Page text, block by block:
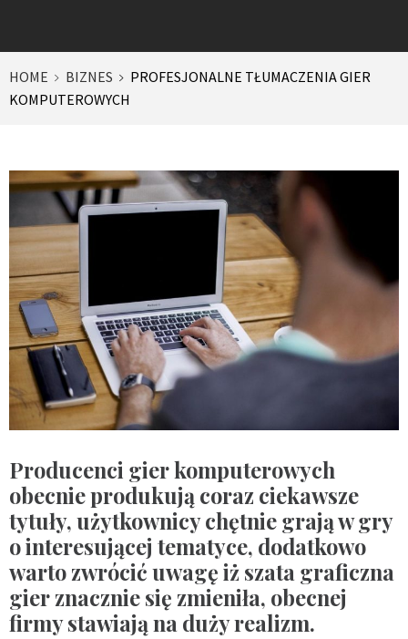
HOME BIZNES
PROFESJONALNE TŁUMACZENIA GIER
KOMPUTEROWYCH
Producenci gier komputerowych
obecnie produkują coraz ciekawsze
tytuły, użytkownicy chętnie grają w gry
o interesującej tematyce, dodatkowo
warto zwrócić uwagę iż szata graficzna
gier znacznie się zmieniła, obecnej
firmy stawiają na duży realizm.